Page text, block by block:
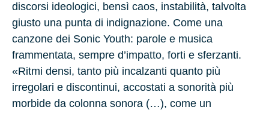
discorsi ideologici, bensì caos, instabilità, talvolta
giusto una punta di indignazione. Come una
canzone dei Sonic Youth: parole e musica
frammentata, sempre d’impatto, forti e sferzanti.
«Ritmi densi, tanto più incalzanti quanto più
irregolari e discontinui, accostati a sonorità più
morbide da colonna sonora (…), come un